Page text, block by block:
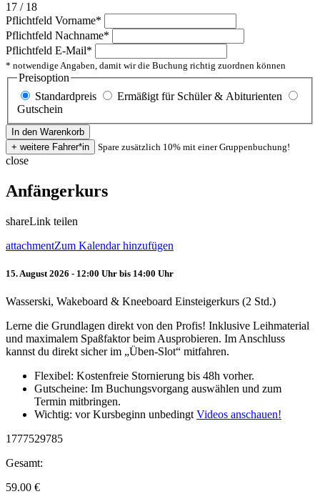
17 / 18
Pflichtfeld Vorname*
Pflichtfeld Nachname*
Pflichtfeld E-Mail*
* notwendige Angaben, damit wir die Buchung richtig zuordnen können
Preisoption
Standardpreis
Ermäßigt für Schüler & Abiturienten
Gutschein
Spare zusätzlich 10% mit einer Gruppenbuchung!
close
Anfängerkurs
shareLink teilen
attachmentZum Kalendar hinzufügen
15. August 2026 - 12:00 Uhr bis 14:00 Uhr
Wasserski, Wakeboard & Kneeboard Einsteigerkurs (2 Std.)
Lerne die Grundlagen direkt von den Profis! Inklusive Leihmaterial
und maximalem Spaßfaktor beim Ausprobieren. Im Anschluss
kannst du direkt sicher im „Üben-Slot“ mitfahren.
Flexibel: Kostenfreie Stornierung bis 48h vorher.
Gutscheine: Im Buchungsvorgang auswählen und zum
Termin mitbringen.
Wichtig: vor Kursbeginn unbedingt Videos anschauen!
1777529785
Gesamt:
59.00 €